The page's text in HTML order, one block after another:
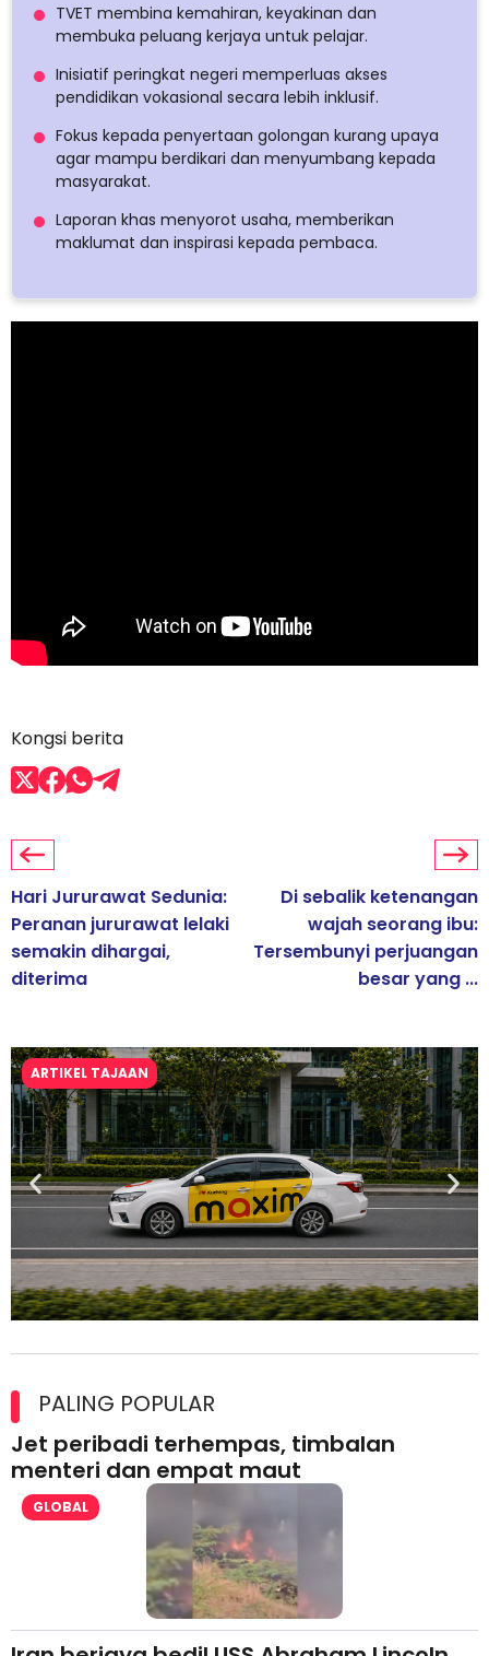
TVET membina kemahiran, keyakinan dan
membuka peluang kerjaya untuk pelajar.
Inisiatif peringkat negeri memperluas akses
pendidikan vokasional secara lebih inklusif.
Fokus kepada penyertaan golongan kurang upaya
agar mampu berdikari dan menyumbang kepada
masyarakat.
Laporan khas menyorot usaha, memberikan
maklumat dan inspirasi kepada pembaca.
Kongsi berita
Hari Jururawat Sedunia:
Peranan jururawat lelaki
semakin dihargai,
diterima
Di sebalik ketenangan
wajah seorang ibu:
Tersembunyi perjuangan
besar yang ...
ARTIKEL TAJAAN
lesen separuh pertama 2026
PALING POPULAR
Jet peribadi terhempas, timbalan
menteri dan empat maut
GLOBAL